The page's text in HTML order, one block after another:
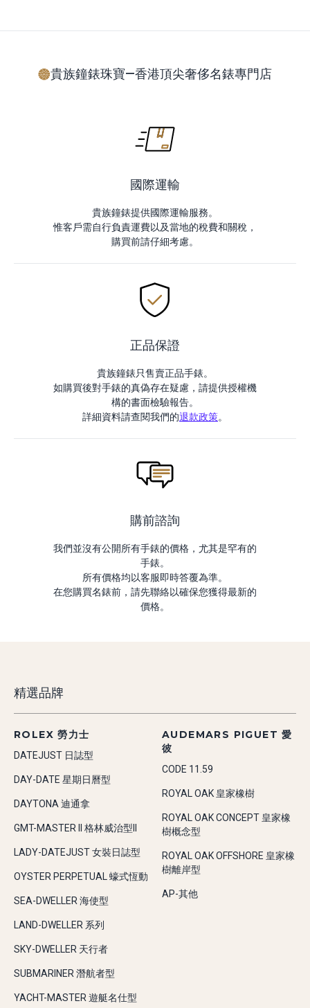
貴族鐘錶珠寶—香港頂尖奢侈名錶專門店
國際運輸
貴族鐘錶提供國際運輸服務。
惟客戶需自行負責運費以及當地的稅費和關稅，
購買前請仔細考慮。
正品保證
貴族鐘錶只售賣正品手錶。
如購買後對手錶的真偽存在疑慮，請提供授權機
構的書面檢驗報告。
詳細資料請查閱我們的退款政策。
購前諮詢
我們並沒有公開所有手錶的價格，尤其是罕有的
手錶。
所有價格均以客服即時答覆為準。
在您購買名錶前，請先聯絡以確保您獲得最新的
價格。
精選品牌
ROLEX 勞力士
DATEJUST 日誌型
DAY-DATE 星期日曆型
DAYTONA 迪通拿
GMT-MASTER II 格林威治型II
LADY-DATEJUST 女裝日誌型
OYSTER PERPETUAL 蠔式恆動
SEA-DWELLER 海使型
LAND-DWELLER 系列
SKY-DWELLER 天行者
SUBMARINER 潛航者型
YACHT-MASTER 遊艇名仕型
AUDEMARS PIGUET 愛
彼
CODE 11.59
ROYAL OAK 皇家橡樹
ROYAL OAK CONCEPT 皇家橡
樹概念型
ROYAL OAK OFFSHORE 皇家橡
樹離岸型
AP-其他